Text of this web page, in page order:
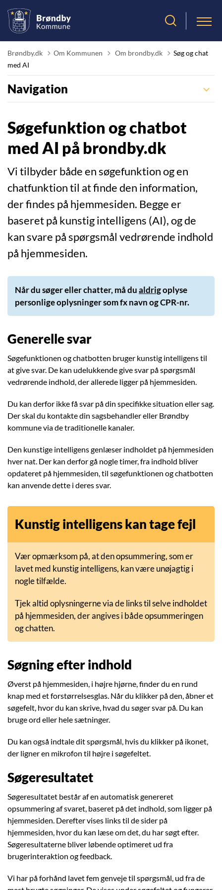
Brøndby.dk Om Kommunen Tilbage til
Om brondby.dk
Søg og chat
med AI
Navigation
Søgefunktion og chatbot
med AI på brondby.dk
Vi tilbyder både en søgefunktion og en
chatfunktion til at finde den information,
der findes på hjemmesiden. Begge er
baseret på kunstig intelligens (AI), og de
kan svare på spørgsmål vedrørende indhold
på hjemmesiden.
Når du søger eller chatter, må dualdrigoplyse
personlige oplysninger som fx navn og CPR-nr.
Generelle svar
Søgefunktionen og chatbotten bruger kunstig intelligens til
at give svar. De kan udelukkende give svar på spørgsmål
vedrørende indhold, der allerede ligger på hjemmesiden.
Du kan derfor ikke få svar på din specifikke situation eller sag.
Der skal du kontakte din sagsbehandler eller Brøndby
kommune via de traditionelle kanaler.
Den kunstige intelligens genlæser indholdet på hjemmesiden
hver nat. Der kan derfor gå nogle timer, fra indhold bliver
opdateret på hjemmesiden, til søgefunktionen og chatbotten
kan anvende dette i deres svar.
Kunstig intelligens kan tage fejl
Vær opmærksom på, at den opsummering, som er
lavet med kunstig intelligens, kan være unøjagtig i
nogle tilfælde.
Tjek altid oplysningerne via de links til selve indholdet
på hjemmesiden, der angives i både opsummeringen
og chatten.
Søgning efter indhold
Øverst på hjemmesiden, i højre hjørne, finder du en rund
knap med et forstørrelsesglas. Når du klikker på den, åbner et
søgefelt, hvor du kan skrive, hvad du søger svar på. Du kan
bruge ord eller hele sætninger.
Du kan også indtale dit spørgsmål, hvis du klikker på ikonet,
der ligner en mikrofon til højre i søgefeltet.
Søgeresultatet
Søgeresultatet består af en automatisk genereret
opsummering af svaret, baseret på det indhold, som ligger på
hjemmesiden. Derefter vises links til de sider på
hjemmesiden, hvor du kan læse om det, du har søgt efter.
Søgeresultaterne bliver løbende optimeret ud fra
brugerinteraktion og feedback.
Vi har på forhånd lavet fem genveje til spørgsmål, ud fra de